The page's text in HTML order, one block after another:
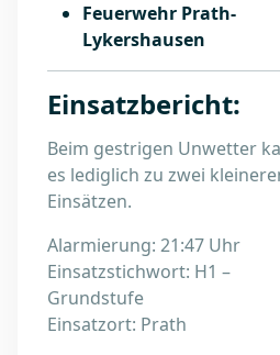
Feuerwehr Prath-
Lykershausen
Einsatzbericht:
Beim gestrigen Unwetter
es lediglich zu zwei
Einsätzen.
Alarmierung: 21:47 Uhr
Einsatzstichwort: H1 –
Grundstufe
Einsatzort: Prath